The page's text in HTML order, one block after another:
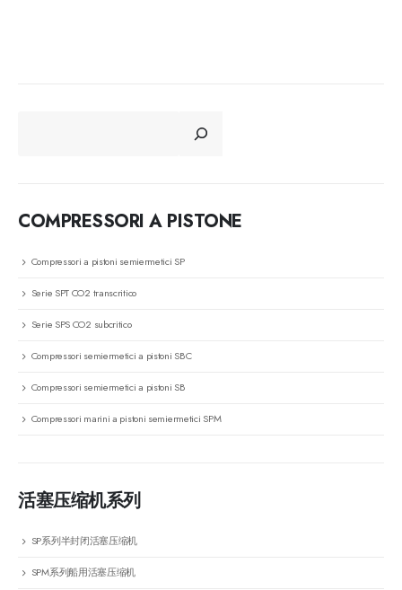
COMPRESSORI A PISTONE
Compressori a pistoni semiermetici SP
Serie SPT CO2 transcritico
Serie SPS CO2 subcritico
Compressori semiermetici a pistoni SBC
Compressori semiermetici a pistoni SB
Compressori marini a pistoni semiermetici SPM
活塞压缩机系列
SP系列半封闭活塞压缩机
SPM系列船用活塞压缩机